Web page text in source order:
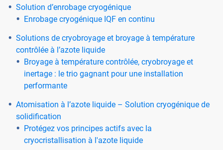
Solution d’enrobage cryogénique
Enrobage cryogénique IQF en continu
Solutions de cryobroyage et broyage à température
contrôlée à l’azote liquide
Broyage à température contrôlée, cryobroyage et
inertage : le trio gagnant pour une installation
performante
Atomisation à l’azote liquide – Solution cryogénique de
solidification
Protégez vos principes actifs avec la
cryocristallisation à l'azote liquide